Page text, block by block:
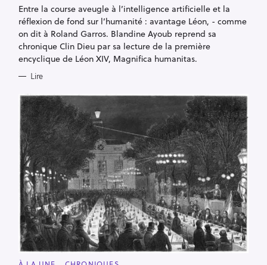
O
I
E
S
Entre la course aveugle à l’intelligence artificielle et la
réflexion de fond sur l’humanité : avantage Léon, - comme
on dit à Roland Garros. Blandine Ayoub reprend sa
chronique Clin Dieu par sa lecture de la première
encyclique de Léon XIV, Magnifica humanitas.
Lire